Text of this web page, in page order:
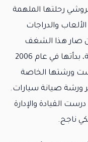
رحلتها الملهمة
والدراجات
أن صار هذا الشغف
بالفك والتركيب والإصلاح مهنة حقيقية، بدأتها في عام 2006
ورشتها الخاصة
تدير ورشة صيانة سيارات.
القيادة والإدارة
ناجح.